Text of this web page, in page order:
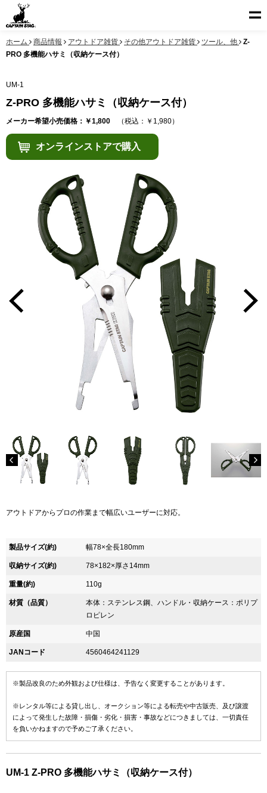
ホーム 商品情報 アウトドア雑貨 その他アウトドア雑貨 ツール、他
Z-
PRO 多機能ハサミ（収納ケース付）
UM-1
Z-PRO 多機能ハサミ（収納ケース付）
メーカー希望小売価格：￥1,800 （税込：￥1,980）
オンラインストアで購入
アウトドアからプロの作業まで幅広いユーザーに対応。
製品サイズ(約) 幅78×全長180mm
収納サイズ(約) 78×182×厚さ14mm
重量(約) 110g
材質（品質）
本体：ステンレス鋼、ハンドル・収納ケース：ポリプ
ロピレン
原産国 中国
JANコード 4560464241129
※製品改良のため外観および仕様は、予告なく変更することがあります。
※レンタル等による貸し出し、オークション等による転売や中古販売、及び譲渡
によって発生した故障・損傷・劣化・損害・事故などにつきましては、一切責任
を負いかねますので予めご了承ください。
UM-1 Z-PRO 多機能ハサミ（収納ケース付）